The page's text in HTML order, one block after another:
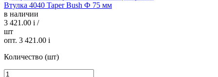
Втулка 4040 Taper Bush Ф 75 мм
в наличии
3 421.00 i /
шт
опт. 3 421.00 i
Количество (шт)